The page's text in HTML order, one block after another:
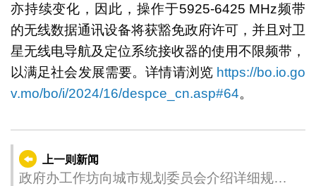
亦持续变化，因此，操作于5925-6425 MHz频带
的无线数据通讯设备将获豁免政府许可，并且对卫
星无线电导航及定位系统接收器的使用不限频带，
以满足社会发展需要。详情请浏览 https://bo.io.go
v.mo/bo/i/2024/16/despce_cn.asp#64。
上一则新闻
政府办工作坊向城市规划委员会介绍详细规划